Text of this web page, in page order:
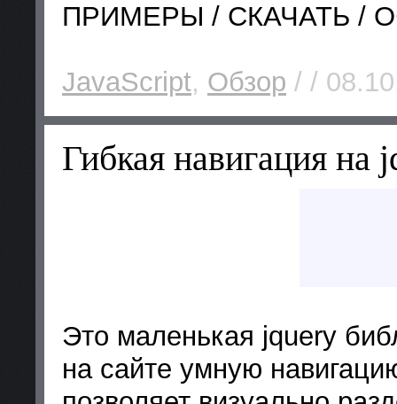
ПРИМЕРЫ / СКАЧАТЬ /
JavaScript, Обзор / /
Гибкая навигация на
Это маленькая jquery
на сайте умную